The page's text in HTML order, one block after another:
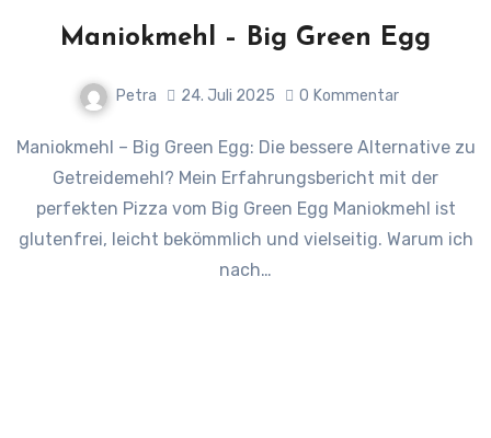
Maniokmehl – Big Green Egg
Petra 24. Juli 2025 0 Kommentar
Maniokmehl – Big Green Egg: Die bessere Alternative zu
Getreidemehl? Mein Erfahrungsbericht mit der
perfekten Pizza vom Big Green Egg Maniokmehl ist
glutenfrei, leicht bekömmlich und vielseitig. Warum ich
nach…